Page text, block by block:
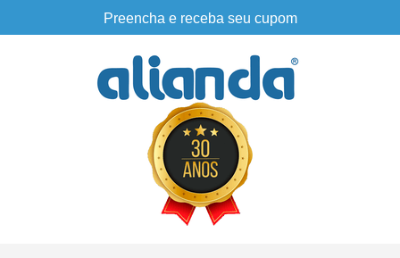
Preencha e receba seu cupom